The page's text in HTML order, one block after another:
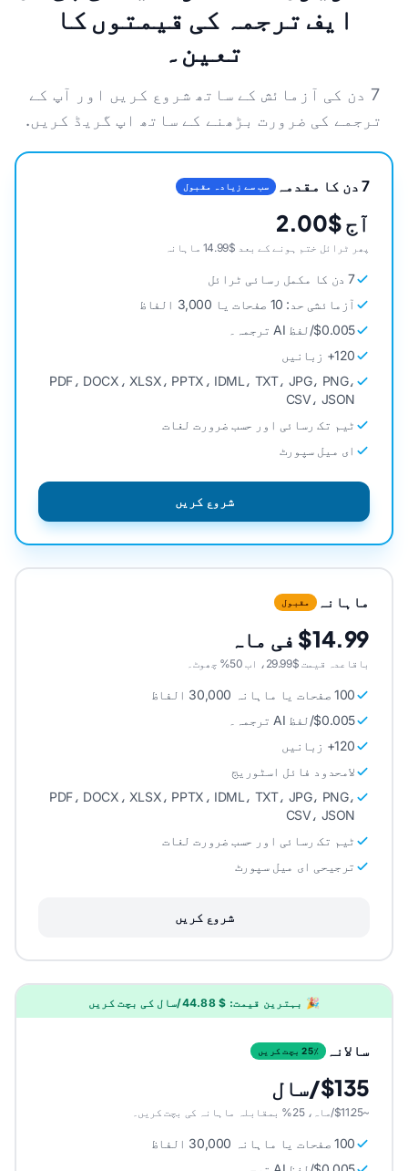
ایف ترجمہ کی قیمتوں کا
تعین۔
7 دن کی آزمائش کے ساتھ شروع کریں اور آپ کے
ترجمے کی ضرورت بڑھنے کے ساتھ اپ گریڈ کریں.
7 دن کا مقدمہ سب سے زیادہ مقبول
آج $2.00
پھر ٹرائل ختم ہونے کے بعد $14.99 ماہانہ
7 دن کا مکمل رسائی ٹرائل
آزمائشی حد: 10 صفحات یا 3,000 الفاظ
$0.005/لفظ AI ترجمہ۔
120+ زبانیں
PDF، DOCX، XLSX، PPTX، IDML، TXT، JPG، PNG،
CSV، JSON
ٹیم تک رسائی اور حسب ضرورت لغات
ای میل سپورٹ
شروع کریں
ماہانہ مقبول
$14.99 فی ماہ
باقاعدہ قیمت $29.99، اب 50% چھوٹ۔
100 صفحات یا ماہانہ 30,000 الفاظ
$0.005/لفظ AI ترجمہ۔
120+ زبانیں
لامحدود فائل اسٹوریج
PDF، DOCX، XLSX، PPTX، IDML، TXT، JPG، PNG،
CSV، JSON
ٹیم تک رسائی اور حسب ضرورت لغات
ترجیحی ای میل سپورٹ
شروع کریں
🎉 بہترین قیمت: $ 44.88/سال کی بچت کریں
سالانہ 25٪ بچت کریں
$135/سال
~$11.25/ماہ، 25% بمقابلہ ماہانہ کی بچت کریں۔
100 صفحات یا ماہانہ 30,000 الفاظ